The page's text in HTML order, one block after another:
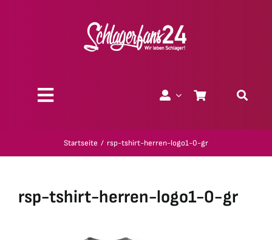
Toggle
Startseite rsp-tshirt-herren-logo1-0-gr
rsp-tshirt-herren-logo1-0-gr